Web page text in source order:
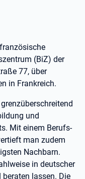
(BiZ) der
77, über
in Frankreich.
und
Mit einem Berufs-
man zudem
Nachbarn.
in deutscher
lassen. Die